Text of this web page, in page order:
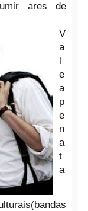
ares de
V
a
e
a
p
e
n
a
t
a